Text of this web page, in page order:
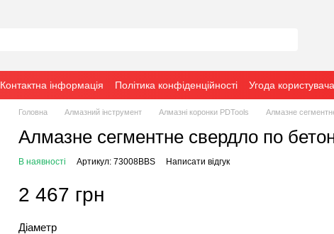
Контактна інформація Політика конфіденційності Угода користувача
Головна Алмазний інструмент Алмазні коронки PDTools Алмазне
Алмазне сегментне свердло по
В наявності Артикул: 73008BBS Написати відгук
2 467 грн
Діаметр